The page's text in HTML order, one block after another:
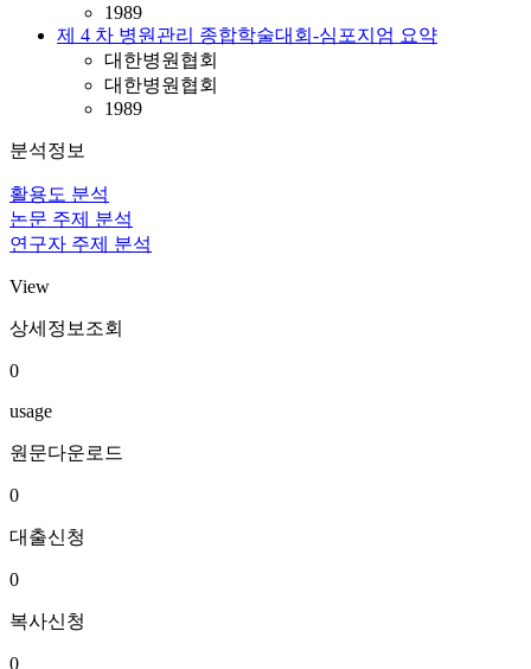
1989
제 4 차 병원관리 종합학술대회-심포지엄 요약
대한병원협회
대한병원협회
1989
분석정보
활용도 분석
논문 주제 분석
연구자 주제 분석
View
상세정보조회
0
usage
원문다운로드
0
대출신청
0
복사신청
0